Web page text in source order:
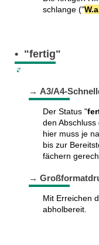
schlange ("
• "fertig"
→ A3/A4-
Der Status "
den
hier muss je
bis zur
fächern
→
Mit Erreichen
abholbereit.